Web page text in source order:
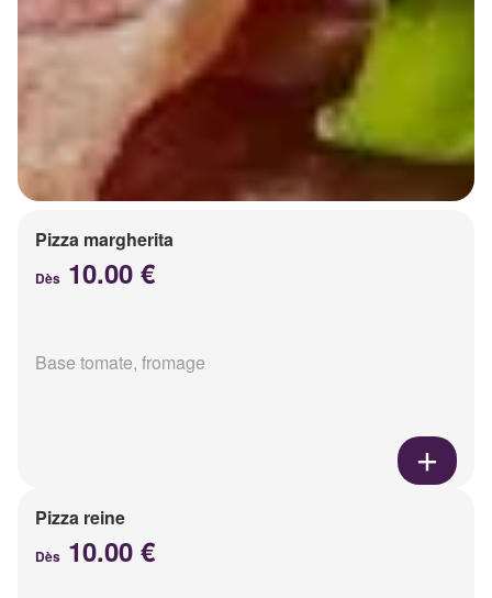
Pizza margherita
Dès 10.00 €
Base tomate, fromage
Pizza reine
Dès 10.00 €